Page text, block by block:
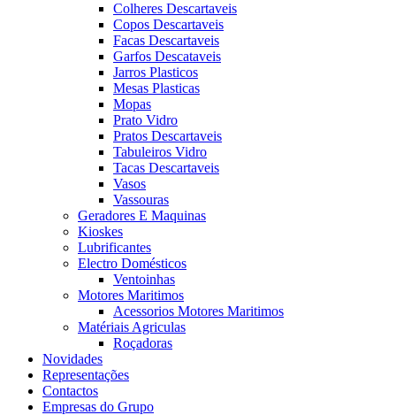
Colheres Descartaveis
Copos Descartaveis
Facas Descartaveis
Garfos Descataveis
Jarros Plasticos
Mesas Plasticas
Mopas
Prato Vidro
Pratos Descartaveis
Tabuleiros Vidro
Tacas Descartaveis
Vasos
Vassouras
Geradores E Maquinas
Kioskes
Lubrificantes
Electro Domésticos
Ventoinhas
Motores Maritimos
Acessorios Motores Maritimos
Matériais Agriculas
Roçadoras
Novidades
Representações
Contactos
Empresas do Grupo